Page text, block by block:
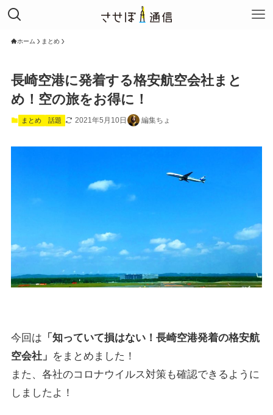
ホーム まとめ
長崎空港に発着する格安航空会社まと
め！空の旅をお得に！
まとめ 話題 2021年5月10日 編集ちょ
今回は 「知っていて損はない！長崎空港発着の格安航
空会社」 をまとめました！
また、各社のコロナウイルス対策も確認できるように
しましたよ！